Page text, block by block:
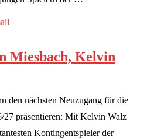
Miesbach, Kelvin
den nächsten Neuzugang für die
27 präsentieren: Mit Kelvin Walz
Kontingentspieler der